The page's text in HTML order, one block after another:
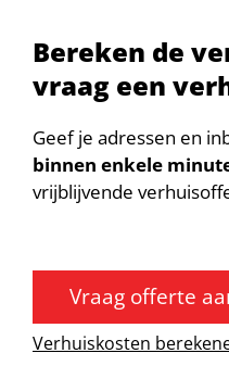
Bereken de
vraag een
Geef je adressen en
binnen enkele
vrijblijvende
Vraag offerte
Verhuiskosten